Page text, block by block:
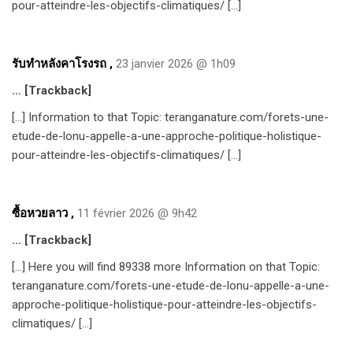
pour-atteindre-les-objectifs-climatiques/ […]
รับทำหลังคาโรงรถ , 23 janvier 2026 @ 1h09
… [Trackback]
[…] Information to that Topic: teranganature.com/forets-une-
etude-de-lonu-appelle-a-une-approche-politique-holistique-
pour-atteindre-les-objectifs-climatiques/ […]
ซื้อหวยลาว , 11 février 2026 @ 9h42
… [Trackback]
[…] Here you will find 89338 more Information on that Topic:
teranganature.com/forets-une-etude-de-lonu-appelle-a-une-
approche-politique-holistique-pour-atteindre-les-objectifs-
climatiques/ […]